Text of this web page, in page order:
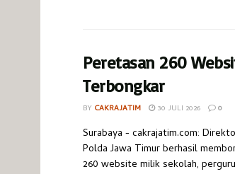
Peretasan 260
Terbongkar
BY CAKRAJATIM 30 JULI 2026 0
Surabaya - cakrajatim.com:
Polda Jawa Timur berhasil
260 website milik sekolah,